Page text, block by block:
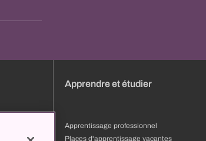
Apprendre et étudier
Apprentissage professionnel
Places d'apprentissage vacantes